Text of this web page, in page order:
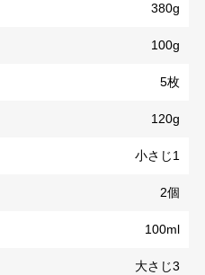
380g
100g
5枚
120g
小さじ1
2個
100ml
大さじ3